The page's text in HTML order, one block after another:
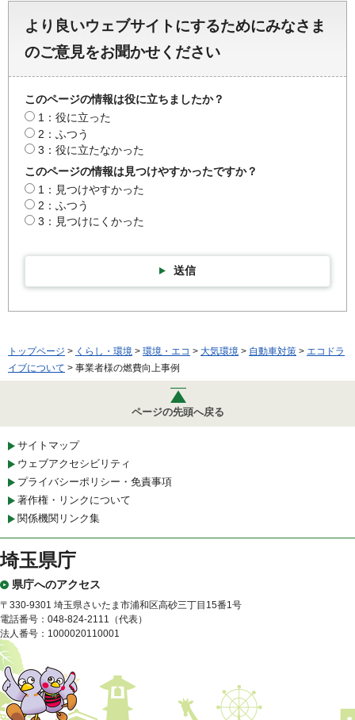
より良いウェブサイトにするためにみなさま
のご意見をお聞かせください
このページの情報は役に立ちましたか？
1：役に立った
2：ふつう
3：役に立たなかった
このページの情報は見つけやすかったですか？
1：見つけやすかった
2：ふつう
3：見つけにくかった
送信
トップページ > くらし・環境 > 環境・エコ > 大気環境 > 自動車対策 > エコドラ
イブについて > 事業者様の燃費向上事例
ページの先頭へ戻る
サイトマップ
ウェブアクセシビリティ
プライバシーポリシー・免責事項
著作権・リンクについて
関係機関リンク集
埼玉県庁
県庁へのアクセス
〒330-9301 埼玉県さいたま市浦和区高砂三丁目15番1号
電話番号：048-824-2111（代表）
法人番号：1000020110001